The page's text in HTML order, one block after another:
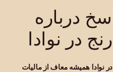
درباره
در نوادا
نوادا همیشه معاف از مالیات